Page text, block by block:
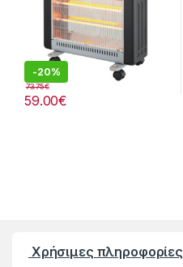
-20%
59.00€
73.75€
Χρήσιμες πληροφορίες